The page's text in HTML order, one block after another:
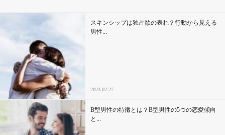
特集
占い・診断
ファッション・美容
グルメ
趣味・旅行
スキンシップは独占欲の表れ？行動から見える
男性...
2023.02.27
B型男性の特徴とは？B型男性の5つの恋愛傾向
と...